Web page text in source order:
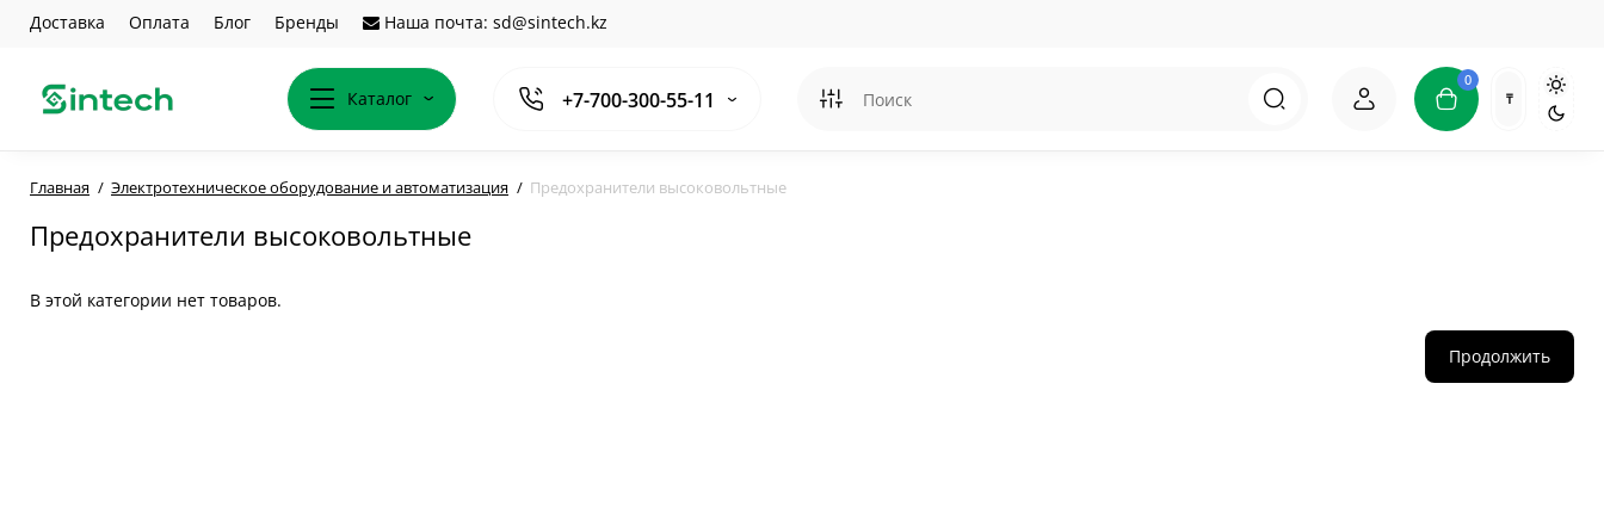
Доставка Оплата Блог Бренды Наша почта: sd@sintech.kz
Каталог +7-700-300-55-11
0
₸
Главная Электротехническое оборудование и автоматизация Предохранители высоковольтные
Предохранители высоковольтные
В этой категории нет товаров.
Продолжить